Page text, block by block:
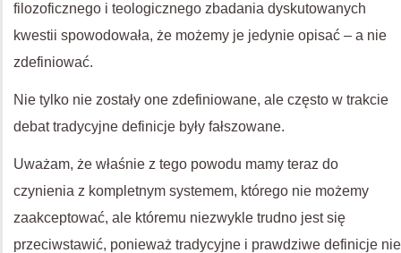
filozoficznego i teologicznego zbadania dyskutowanych
kwestii spowodowała, że możemy je jedynie opisać – a nie
zdefiniować.
Nie tylko nie zostały one zdefiniowane, ale często w trakcie
debat tradycyjne definicje były fałszowane.
Uważam, że właśnie z tego powodu mamy teraz do
czynienia z kompletnym systemem, którego nie możemy
zaakceptować, ale któremu niezwykle trudno jest się
przeciwstawić, ponieważ tradycyjne i prawdziwe definicje nie